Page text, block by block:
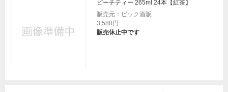
ピーチティー 265ml 24本【紅茶】
販売元：ビック酒販
3,580円
販売休止中です